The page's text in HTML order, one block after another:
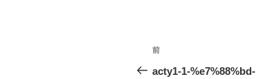
投
稿
前
の
前
acty1-1-%e7%88%bd-